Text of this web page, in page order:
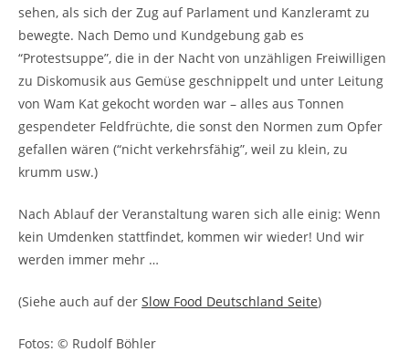
sehen, als sich der Zug auf Parlament und Kanzleramt zu
bewegte. Nach Demo und Kundgebung gab es
“Protestsuppe”, die in der Nacht von unzähligen Freiwilligen
zu Diskomusik aus Gemüse geschnippelt und unter Leitung
von Wam Kat gekocht worden war – alles aus Tonnen
gespendeter Feldfrüchte, die sonst den Normen zum Opfer
gefallen wären (“nicht verkehrsfähig”, weil zu klein, zu
krumm usw.)
Nach Ablauf der Veranstaltung waren sich alle einig: Wenn
kein Umdenken stattfindet, kommen wir wieder! Und wir
werden immer mehr …
(Siehe auch auf der Slow Food Deutschland Seite)
Fotos: © Rudolf Böhler